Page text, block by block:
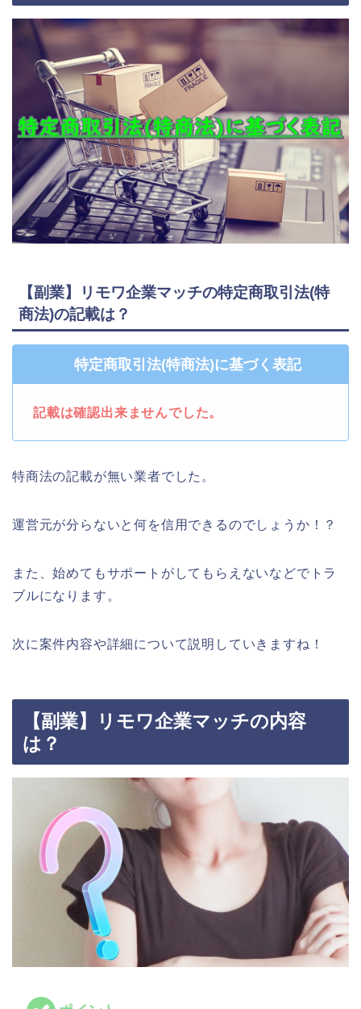
【副業】リモワ企業マッチの特定商取引法(特
商法)の記載は？
特定商取引法(特商法)に基づく表記
記載は確認出来ませんでした。
特商法の記載が無い業者でした。
運営元が分らないと何を信用できるのでしょうか！？
また、始めてもサポートがしてもらえないなどでトラ
ブルになります。
次に案件内容や詳細について説明していきますね！
【副業】リモワ企業マッチの内容
は？